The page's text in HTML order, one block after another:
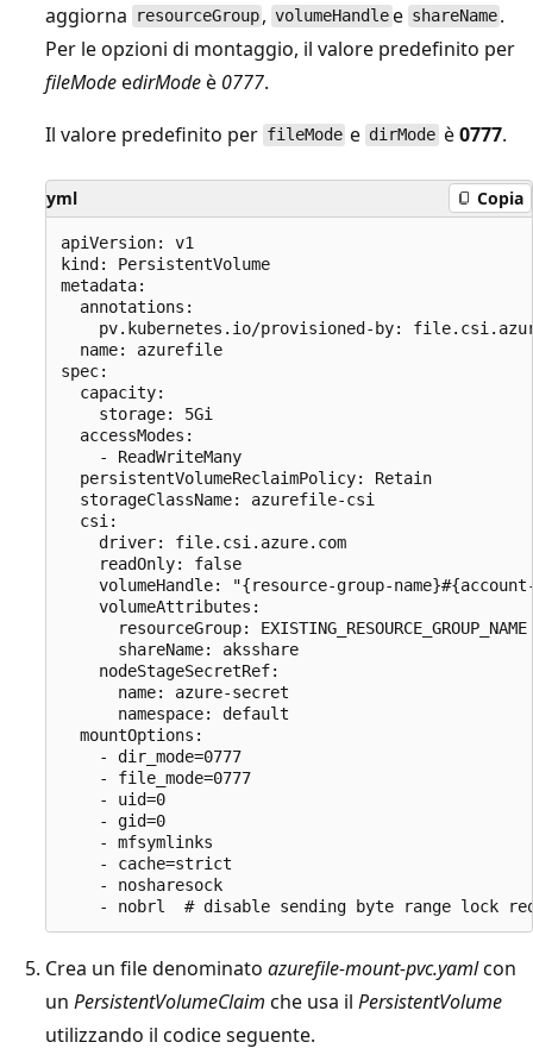
aggiorna
resourceGroup , volumeHandlee shareName .
Per le opzioni di montaggio, il valore predefinito per
fileModeedirModeè 0777.
Il valore predefinito per fileMode e dirMode è0777.
yml Copia
apiVersion: v1
kind: PersistentVolume
metadata:
  annotations:
pv.kubernetes.io/provisioned-by:
  name: azurefile
spec:
  capacity:
    storage: 5Gi
  accessModes:
    - ReadWriteMany
  persistentVolumeReclaimPolicy: Retain
  storageClassName: azurefile-csi
  csi:
    driver: file.csi.azure.com
    readOnly: false
volumeHandle: "{resource-group-
    volumeAttributes:
resourceGroup:
      shareName: aksshare
    nodeStageSecretRef:
      name: azure-secret
      namespace: default
  mountOptions:
    - dir_mode=0777
    - file_mode=0777
    - uid=0
    - gid=0
    - mfsymlinks
    - cache=strict
    - nosharesock
Crea un file denominato azurefile-mount-pvc.yamlcon
un PersistentVolumeClaim che usa il PersistentVolume
utilizzando il codice seguente.